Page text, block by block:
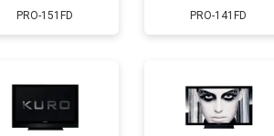
Замена лампы подсветки
Ремонт блока управления
PRO-151FD PRO-141FD